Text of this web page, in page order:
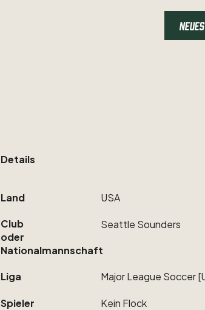
Details
Land USA
Club
oder
Nationalmannschaft
Seattle Sounders
Liga MajorLeague Soccer
Spieler Kein Flock